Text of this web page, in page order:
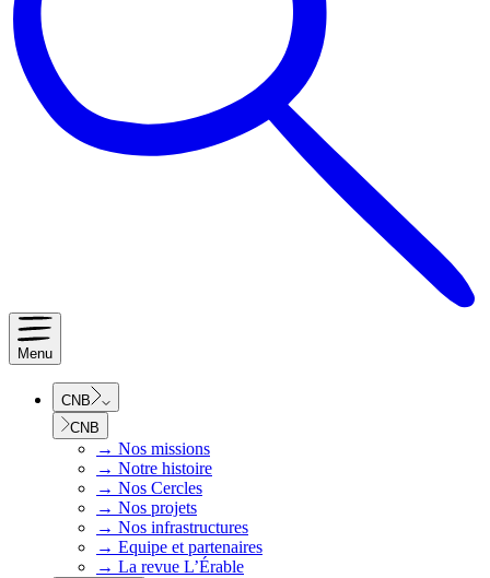
Menu
CNB
CNB
→ Nos missions
→ Notre histoire
→ Nos Cercles
→ Nos projets
→ Nos infrastructures
→ Equipe et partenaires
→ La revue L’Érable